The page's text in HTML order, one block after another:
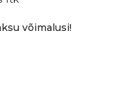
võimalusi!